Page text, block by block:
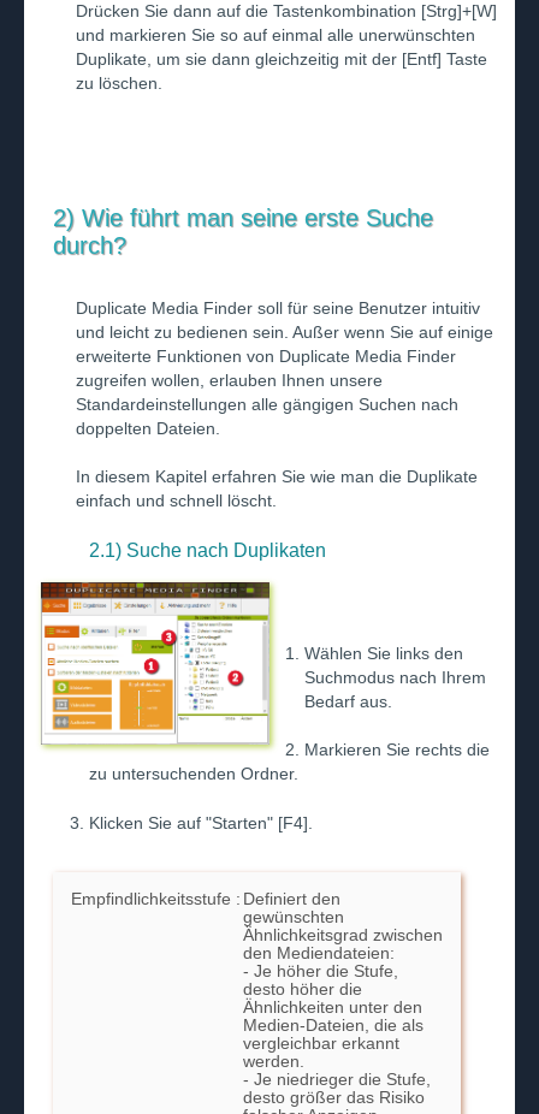
Drücken Sie dann auf die Tastenkombination [Strg]+[W]
und markieren Sie so auf einmal alle unerwünschten
Duplikate, um sie dann gleichzeitig mit der [Entf] Taste
zu löschen.
2) Wie führt man seine erste Suche
durch?
Duplicate Media Finder soll für seine Benutzer intuitiv
und leicht zu bedienen sein. Außer wenn Sie auf einige
erweiterte Funktionen von Duplicate Media Finder
zugreifen wollen, erlauben Ihnen unsere
Standardeinstellungen alle gängigen Suchen nach
doppelten Dateien.
In diesem Kapitel erfahren Sie wie man die Duplikate
einfach und schnell löscht.
2.1) Suche nach Duplikaten
Wählen Sie links den
Suchmodus nach Ihrem
Bedarf aus.
Markieren Sie rechts die
zu untersuchenden Ordner.
Klicken Sie auf "Starten" [F4].
Empfindlichkeitsstufe : Definiert den
gewünschten
Ähnlichkeitsgrad zwischen
den Mediendateien:
- Je höher die Stufe,
desto höher die
Ähnlichkeiten unter den
Medien-Dateien, die als
vergleichbar erkannt
werden.
- Je niedrieger die Stufe,
desto größer das Risiko